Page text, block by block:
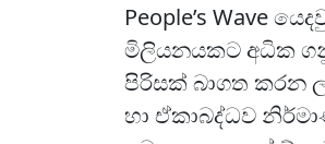
People’s Wave
මිලියනයකට අධික
පිරිසක් බාගත කරන
හා ඒකාබද්ධව